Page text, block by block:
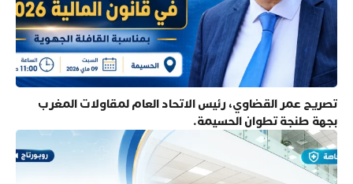
تصريح عمر القضاوي، رئيس الاتحاد العام لمقاولات المغرب
بجهة طنجة تطوان الحسيمة.